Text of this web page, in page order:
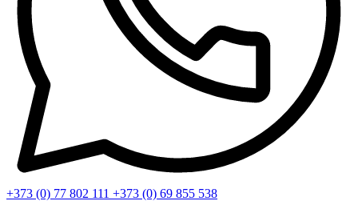
+373 (0) 77 802 111 +373 (0) 69 855 538